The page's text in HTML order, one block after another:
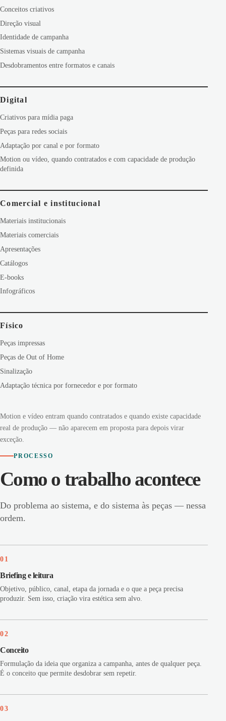
Conceitos criativos
Direção visual
Identidade de campanha
Sistemas visuais de campanha
Desdobramentos entre formatos e canais
Digital
Criativos para mídia paga
Peças para redes sociais
Adaptação por canal e por formato
Motion ou vídeo, quando contratados e com capacidade de produção
definida
Comercial e institucional
Materiais institucionais
Materiais comerciais
Apresentações
Catálogos
E-books
Infográficos
Físico
Peças impressas
Peças de Out of Home
Sinalização
Adaptação técnica por fornecedor e por formato
Motion e vídeo entram quando contratados e quando existe capacidade
real de produção — não aparecem em proposta para depois virar
exceção.
PROCESSO
Como o trabalho acontece
Do problema ao sistema, e do sistema às peças — nessa
ordem.
01
Briefing e leitura
Objetivo, público, canal, etapa da jornada e o que a peça precisa
produzir. Sem isso, criação vira estética sem alvo.
02
Conceito
Formulação da ideia que organiza a campanha, antes de qualquer peça.
É o conceito que permite desdobrar sem repetir.
03